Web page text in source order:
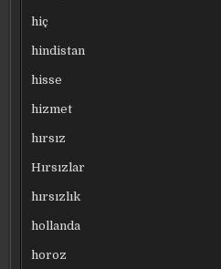
hiç
hindistan
hisse
hizmet
hırsız
Hırsızlar
hırsızlık
hollanda
horoz